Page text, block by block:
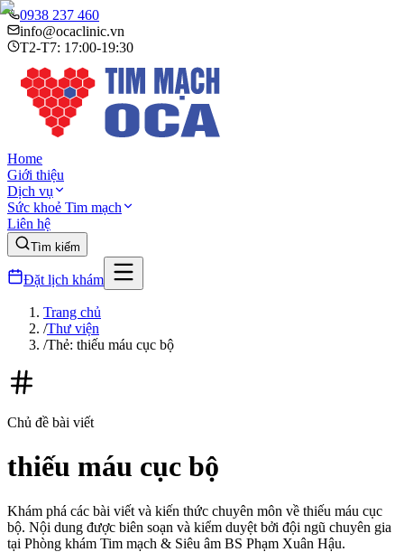
0938 237 460
info@ocaclinic.vn
T2-T7: 17:00-19:30
Home
Giới thiệu
Dịch vụ
Sức khoẻ Tim mạch
Liên hệ
Tìm kiếm
Đặt lịch khám
Trang chủ
/Thư viện
/Thẻ: thiếu máu cục bộ
Chủ đề bài viết
thiếu máu cục bộ
Khám phá các bài viết và kiến thức chuyên môn về thiếu máu cục
bộ. Nội dung được biên soạn và kiểm duyệt bởi đội ngũ chuyên gia
tại Phòng khám Tim mạch & Siêu âm BS Phạm Xuân Hậu.